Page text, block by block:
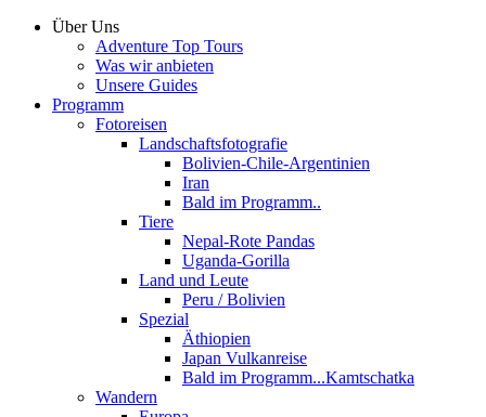
Über Uns
Adventure Top Tours
Was wir anbieten
Unsere Guides
Programm
Fotoreisen
Landschaftsfotografie
Bolivien-Chile-Argentinien
Iran
Bald im Programm..
Tiere
Nepal-Rote Pandas
Uganda-Gorilla
Land und Leute
Peru / Bolivien
Spezial
Äthiopien
Japan Vulkanreise
Bald im Programm...Kamtschatka
Wandern